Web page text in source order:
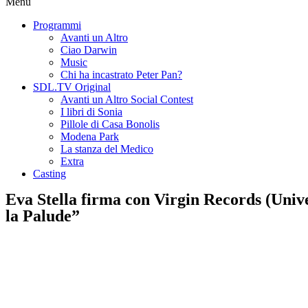
Programmi
Avanti un Altro
Ciao Darwin
Music
Chi ha incastrato Peter Pan?
SDL.TV Original
Avanti un Altro Social Contest
I libri di Sonia
Pillole di Casa Bonolis
Modena Park
La stanza del Medico
Extra
Casting
Eva Stella firma con Virgin Records
la Palude”